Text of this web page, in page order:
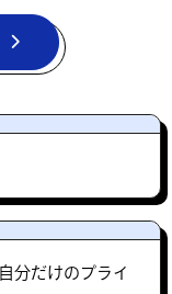
分だけのプライ